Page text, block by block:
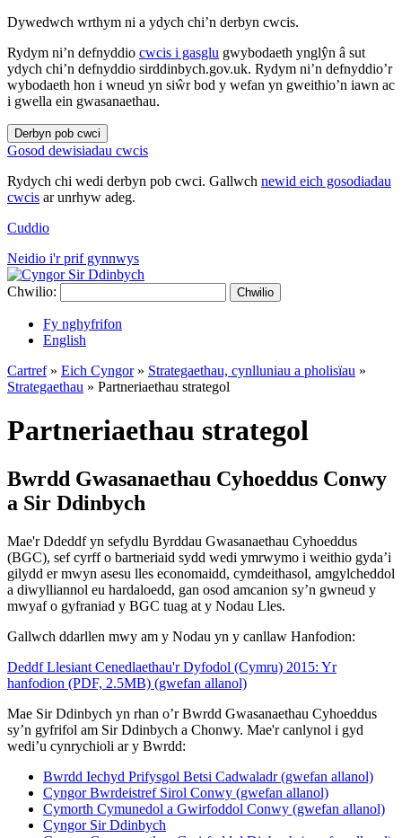
Dywedwch wrthym ni a ydych chi’n derbyn cwcis.
Rydym ni’n defnyddio cwcis i gasglu gwybodaeth ynglŷn â sut
ydych chi’n defnyddio sirddinbych.gov.uk. Rydym ni’n defnyddio’r
wybodaeth hon i wneud yn siŵr bod y wefan yn gweithio’n iawn ac
i gwella ein gwasanaethau.
Derbyn pob cwci
Gosod dewisiadau cwcis
Rydych chi wedi derbyn pob cwci. Gallwch newid eich gosodiadau
cwcis ar unrhyw adeg.
Cuddio
Neidio i'r prif gynnwys
Chwilio: Chwilio
Fy nghyfrifon
English
Cartref» Eich Cyngor» Strategaethau, cynlluniau a pholisïau »
Strategaethau » Partneriaethau strategol
Partneriaethau strategol
Bwrdd Gwasanaethau Cyhoeddus Conwy
a Sir Ddinbych
Mae'r Ddeddf yn sefydlu Byrddau Gwasanaethau Cyhoeddus
(BGC), sef cyrff o bartneriaid sydd wedi ymrwymo i weithio gyda’i
gilydd er mwyn asesu lles economaidd, cymdeithasol, amgylcheddol
a diwylliannol eu hardaloedd, gan osod amcanion sy’n gwneud y
mwyaf o gyfraniad y BGC tuag at y Nodau Lles.
Gallwch ddarllen mwy am y Nodau yn y canllaw Hanfodion:
Deddf Llesiant Cenedlaethau'r Dyfodol (Cymru) 2015: Yr
hanfodion (PDF, 2.5MB) (gwefan allanol)
Mae Sir Ddinbych yn rhan o’r Bwrdd Gwasanaethau Cyhoeddus
sy’n gyfrifol am Sir Ddinbych a Chonwy. Mae'r canlynol i gyd
wedi’u cynrychioli ar y Bwrdd:
Bwrdd Iechyd Prifysgol Betsi Cadwaladr (gwefan allanol)
Cyngor Bwrdeistref Sirol Conwy (gwefan allanol)
Cymorth Cymunedol a Gwirfoddol Conwy (gwefan allanol)
Cyngor Sir Ddinbych